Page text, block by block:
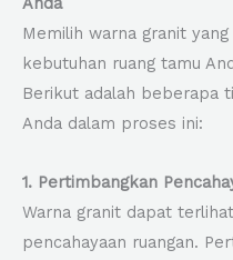
Memilih warna granit
kebutuhan ruang tamu
Berikut adalah beberapa
Anda dalam proses ini:
1. Pertimbangkan
Warna granit dapat
pencahayaan ruangan.